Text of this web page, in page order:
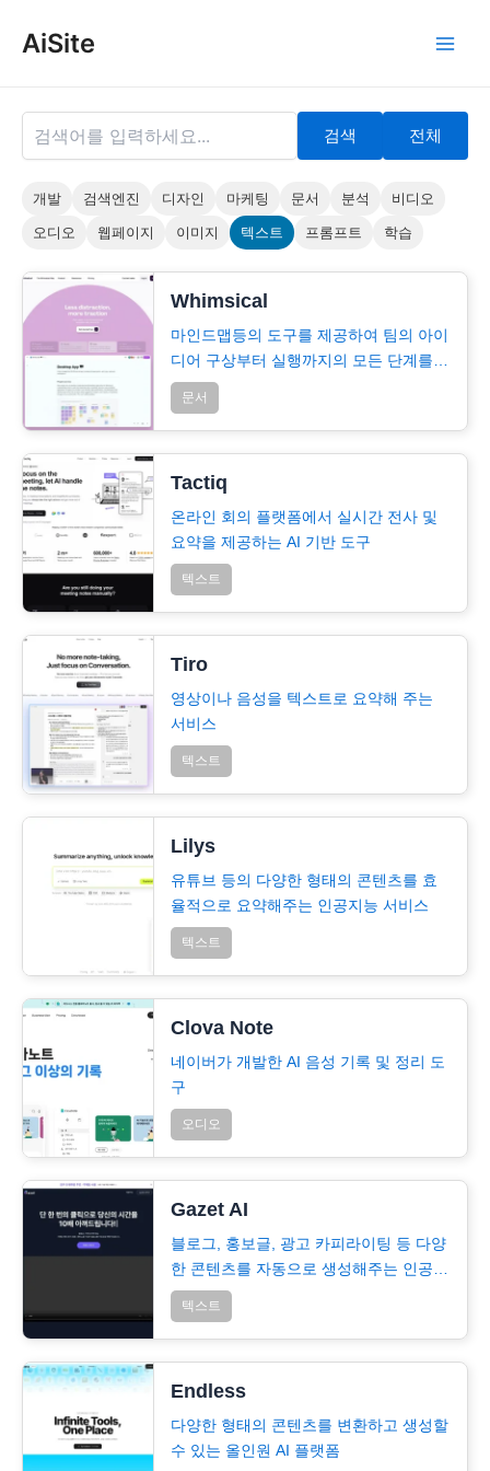
AiSite
검색 전체
개발 검색엔진 디자인 마케팅 문서 분석
비디오
오디오
웹페이지 이미지 텍스트 프롬프트 학습
Whimsical
마인드맵등의 도구를 제공하여 팀의 아이
디어 구상부터 실행까지의 모든 단계를
하나의 통합된 작업 공간에서 처리할
수…
문서
Tactiq
온라인 회의 플랫폼에서 실시간 전사 및
요약을 제공하는 AI 기반 도구
텍스트
Tiro
영상이나 음성을 텍스트로 요약해 주는
서비스
텍스트
Lilys
유튜브 등의 다양한 형태의 콘텐츠를 효
율적으로 요약해주는 인공지능 서비스
텍스트
Clova Note
네이버가 개발한 AI 음성 기록 및 정리 도
구
오디오
Gazet AI
블로그, 홍보글, 광고 카피라이팅 등 다양
한 콘텐츠를 자동으로 생성해주는 인공지
능 서비스
텍스트
Endless
다양한 형태의 콘텐츠를 변환하고 생성할
수 있는 올인원 AI 플랫폼